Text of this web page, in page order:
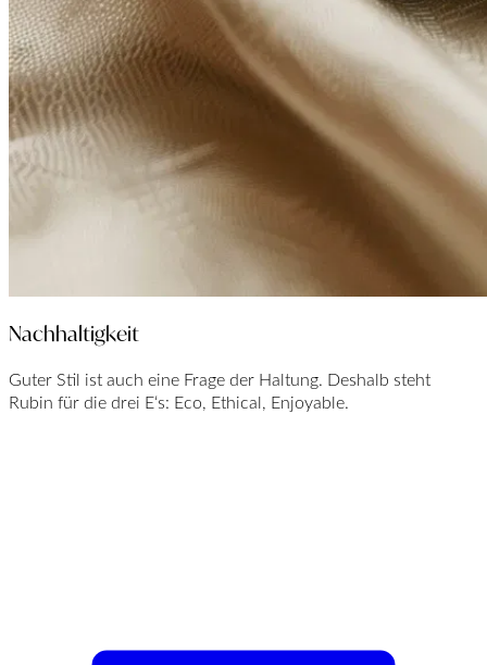
Nachhaltigkeit
Guter Stil ist auch eine Frage der Haltung. Deshalb steht
Rubin für die drei E‘s: Eco, Ethical, Enjoyable.